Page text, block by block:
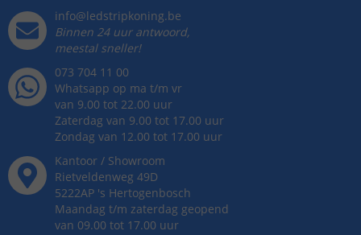
info@ledstripkoning.be
Binnen 24 uur antwoord,
meestal sneller!
073 704 11 00
Whatsapp op ma t/m vr
van 9.00 tot 22.00 uur
Zaterdag van 9.00 tot 17.00 uur
Zondag van 12.00 tot 17.00 uur
Kantoor / Showroom
Rietveldenweg 49D
5222AP 's Hertogenbosch
Maandag t/m zaterdag geopend
van 09.00 tot 17.00 uur